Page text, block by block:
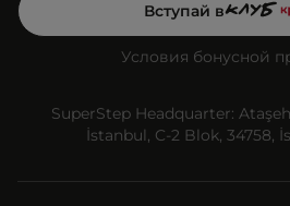
Вступай в
Условия бонусной
SuperStep Headquarter:
İstanbul, C-2 Blok, 34758,